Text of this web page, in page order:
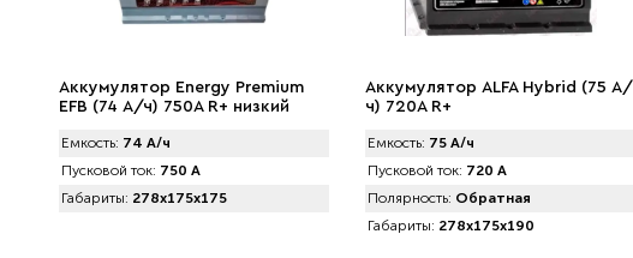
Аккумулятор Energy Premium
EFB (74 А/ч) 750A R+ низкий
Емкость: 74 А/ч
Пусковой ток: 750 А
Габариты: 278x175x175
Аккумулятор ALFA Hybrid (75 А/
ч) 720A R+
Емкость: 75 А/ч
Пусковой ток: 720 А
Полярность: Обратная
Габариты: 278x175x190